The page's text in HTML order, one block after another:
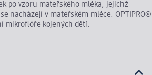
po vzoru mateřského mléka, jejichž
nacházejí v mateřském mléce. OPTIPRO®
mikroflóře kojených dětí.